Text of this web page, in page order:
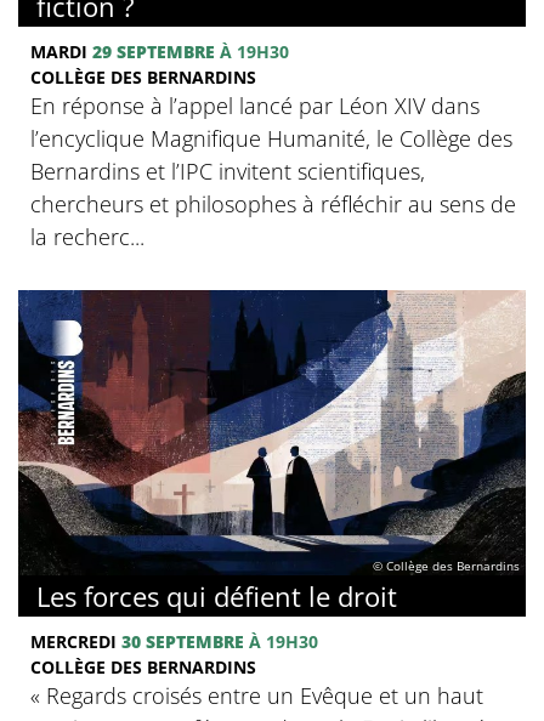
MARDI 29 SEPTEMBRE À 19H30
COLLÈGE DES BERNARDINS
En réponse à l’appel lancé par Léon XIV dans
l’encyclique Magnifique Humanité, le Collège des
Bernardins et l’IPC invitent scientifiques,
chercheurs et philosophes à réfléchir au sens de
la recherc...
© Collège des Bernardins
Les forces qui défient le droit
MERCREDI 30 SEPTEMBRE À 19H30
COLLÈGE DES BERNARDINS
« Regards croisés entre un Evêque et un haut